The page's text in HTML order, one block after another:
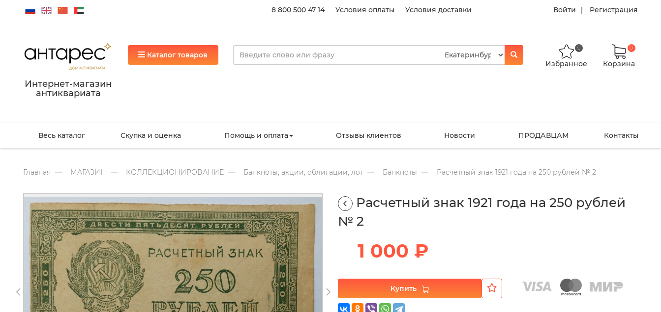
8 800 500 47 14 Условия оплаты Условия доставки Войти Регистрация
Интернет-магазин
антиквариата
Каталог товаров
Избранное
0
Корзина
0
Весь каталог Скупка и оценка Помощь и оплата Отзывы клиентов Новости ПРОДАВЦАМ Контакты
Главная МАГАЗИН КОЛЛЕКЦИОНИРОВАНИЕ Банкноты, акции, облигации, лот Банкноты Расчетный знак 1921 года на 250 рублей № 2
Расчетный знак 1921 года на 250 рублей
№ 2
1 000 ₽
Купить